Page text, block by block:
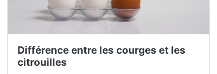
Différence entre les courges et les
citrouilles